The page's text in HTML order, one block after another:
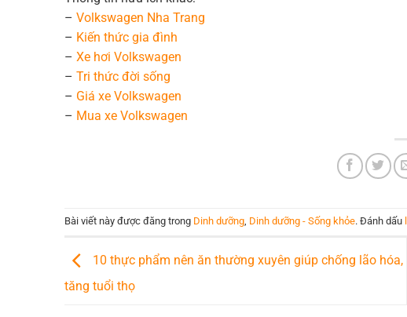
– Volkswagen Nha Trang
– Kiến thức gia đình
– Xe hơi Volkswagen
– Tri thức đời sống
– Giá xe Volkswagen
– Mua xe Volkswagen
Bài viết này được đăng trong Dinh dưỡng, Dinh dưỡng - Sống khỏe. Đánh dấu
10 thực phẩm nên ăn thường xuyên giúp chống lão hóa,
tăng tuổi thọ